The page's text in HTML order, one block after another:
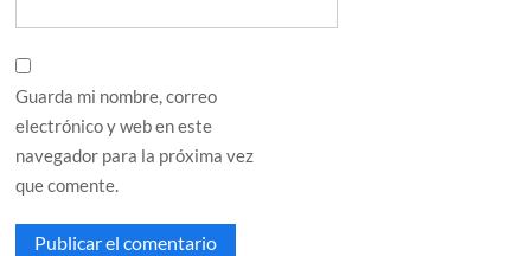
Guarda mi nombre, correo
electrónico y web en este
navegador para la próxima vez
que comente.